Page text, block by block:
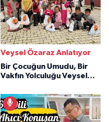
Veysel Özaraz Anlatıyor
Bir Çocuğun Umudu, Bir
Vakfın Yolculuğu Veysel